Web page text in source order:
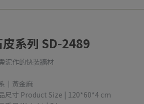
皮系列 SD-2489
泥作的快裝牆材
｜黃金麻
尺寸 Product Size | 120*60*4 cm